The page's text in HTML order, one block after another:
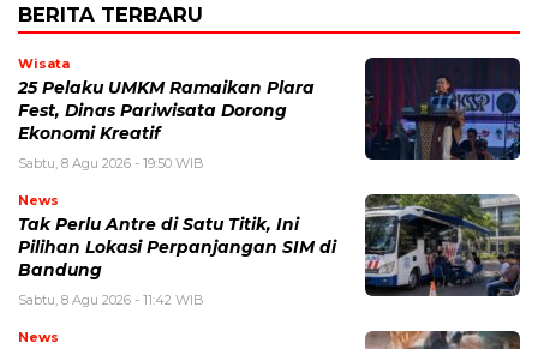
BERITA TERBARU
Wisata
25 Pelaku UMKM Ramaikan Plara
Fest, Dinas Pariwisata Dorong
Ekonomi Kreatif
Sabtu, 8 Agu 2026 - 19:50 WIB
News
Tak Perlu Antre di Satu Titik, Ini
Pilihan Lokasi Perpanjangan SIM di
Bandung
Sabtu, 8 Agu 2026 - 11:42 WIB
News